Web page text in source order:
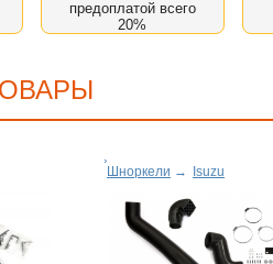
предоплатой всего
20%
Шноркели → Isuzu